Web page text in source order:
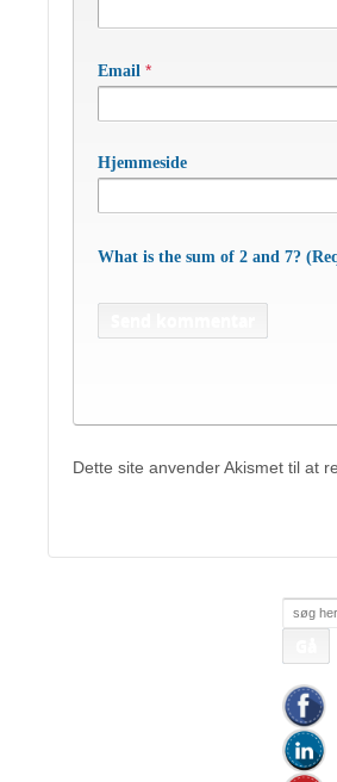
Email *
Hjemmeside
What is the sum of 2 and 7?
Dette site anvender Akismet til at
efter: